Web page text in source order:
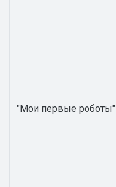
"Мои первые роботы"